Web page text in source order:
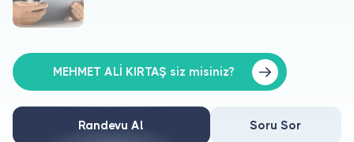
Hakkımızda
Doktorlar için
Doktor musunuz?
MEHMET ALİ KIRTAŞ siz misiniz?
Randevu Al Soru Sor